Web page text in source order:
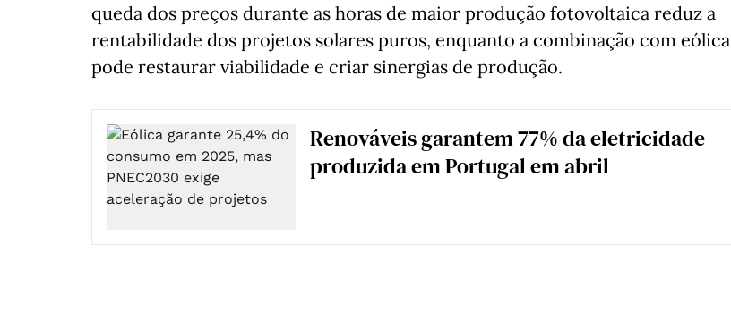
queda dos preços durante as horas de maior produção fotovoltaica reduz a
rentabilidade dos projetos solares puros, enquanto a combinação com eólica
pode restaurar viabilidade e criar sinergias de produção.
Renováveis garantem 77% da eletricidade
produzida em Portugal em abril